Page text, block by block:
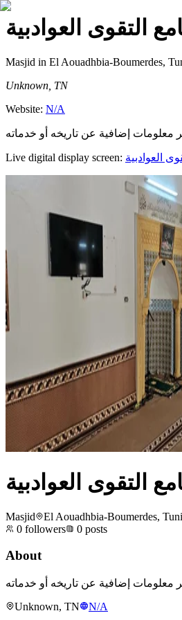
التقوى العوادبية
Masjid in El Aouadhbia-Boumerdes,
Unknown, TN
Website: N/A
Live digital display screen: العوادبية
التقوى العوادبية
Masjid
El Aouadhbia-Boumerdes,
0 followers 0 posts
About
Unknown, TN
N/A